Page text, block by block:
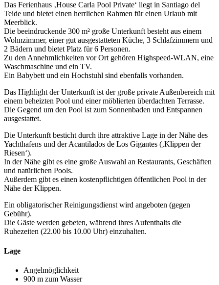
Das Ferienhaus ‚House Carla Pool Private‘ liegt in Santiago del
Teide und bietet einen herrlichen Rahmen für einen Urlaub mit
Meerblick.
Die beeindruckende 300 m² große Unterkunft besteht aus einem
Wohnzimmer, einer gut ausgestatteten Küche, 3 Schlafzimmern und
2 Bädern und bietet Platz für 6 Personen.
Zu den Annehmlichkeiten vor Ort gehören Highspeed-WLAN, eine
Waschmaschine und ein TV.
Ein Babybett und ein Hochstuhl sind ebenfalls vorhanden.
Das Highlight der Unterkunft ist der große private Außenbereich mit
einem beheizten Pool und einer möblierten überdachten Terrasse.
Die Gegend um den Pool ist zum Sonnenbaden und Entspannen
ausgestattet.
Die Unterkunft besticht durch ihre attraktive Lage in der Nähe des
Yachthafens und der Acantilados de Los Gigantes (‚Klippen der
Riesen‘).
In der Nähe gibt es eine große Auswahl an Restaurants, Geschäften
und natürlichen Pools.
Außerdem gibt es einen kostenpflichtigen öffentlichen Pool in der
Nähe der Klippen.
Ein obligatorischer Reinigungsdienst wird angeboten (gegen
Gebühr).
Die Gäste werden gebeten, während ihres Aufenthalts die
Ruhezeiten (22.00 bis 10.00 Uhr) einzuhalten.
Lage
Angelmöglichkeit
900 m zum Wasser